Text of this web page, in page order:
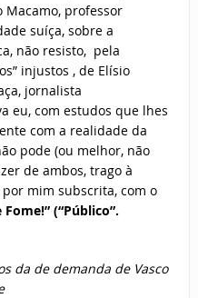
professor
suíça, sobre a
não resisto, pela
injustos , de Elísio
jornalista
eu, com estudos que lhes
com a realidade da
pode (ou melhor, não
de ambos, trago à
mim subscrita, com o
Fome!” (“Público”.
da de demanda de Vasco